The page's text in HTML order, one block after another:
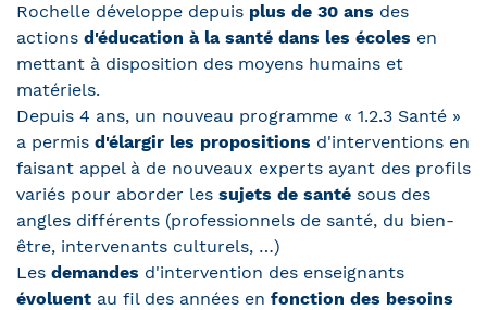
Rochelle développe depuis plus de 30 ans des
actions d'éducation à la santé dans les écoles en
mettant à disposition des moyens humains et
matériels.
Depuis 4 ans, un nouveau programme « 1.2.3 Santé »
a permis d'élargir les propositions d'interventions en
faisant appel à de nouveaux experts ayant des profils
variés pour aborder les sujets de santé sous des
angles différents (professionnels de santé, du bien-
être, intervenants culturels, …)
Les demandes d'intervention des enseignants
évoluent au fil des années en fonction des besoins